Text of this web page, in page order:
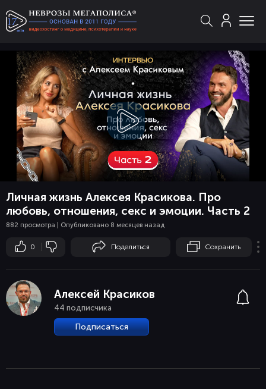
Смотреть
видео
Личная жизнь Алексея Красикова. Про
любовь, отношения, секс и эмоции. Часть 2
882 просмотра | Опубликовано 8 месяцев назад
0 Поделиться Сохранить
Алексей Красиков
44 подписчика
Подписаться